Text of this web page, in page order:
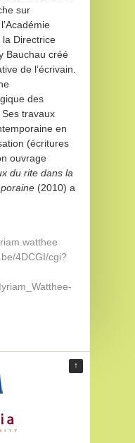
sur
la Directrice
Bauchau créé
de l’écrivain.
des
travaux
en
(écritures
ouvrage
du rite dans la
(2010) a
4DCGI/cgi?
↑